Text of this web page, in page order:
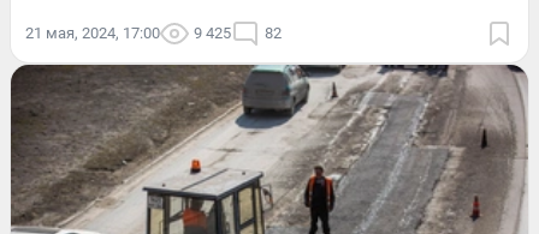
21 мая, 2024, 17:00 9 425 82